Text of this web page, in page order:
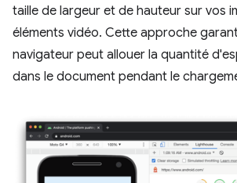
taille de largeur et de hauteur sur vos
éléments vidéo. Cette approche
navigateur peut allouer la quantité
dans le document pendant le